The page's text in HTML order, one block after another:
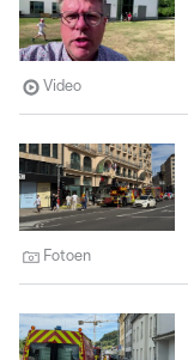
Video
Fotoen